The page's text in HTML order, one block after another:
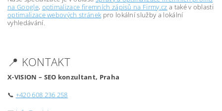
na Google, optimalizace firemních zápisů na Firmy.cz a také v oblasti
optimalizace webových stránek pro lokální služby a lokální
vyhledávání.
📍 KONTAKT
X-VISION – SEO konzultant, Praha
📞 +420 608 236 258